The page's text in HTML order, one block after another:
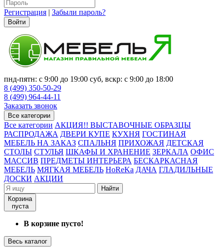
Регистрация | Забыли пароль?
Войти
пнд-пятн: с 9:00 до 19:00 суб, вскр: с 9:00 до 18:00
8 (499) 350-50-29
8 (499) 964-44-11
Заказать звонок
Все категории
Все категории АКЦИЯ!! ВЫСТАВОЧНЫЕ ОБРАЗЦЫ
РАСПРОДАЖА ДВЕРИ КУПЕ КУХНЯ ГОСТИНАЯ
МЕБЕЛЬ НА ЗАКАЗ СПАЛЬНЯ ПРИХОЖАЯ ДЕТСКАЯ
СТОЛЫ СТУЛЬЯ ШКАФЫ И ХРАНЕНИЕ ЗЕРКАЛА ОФИС
МАССИВ ПРЕДМЕТЫ ИНТЕРЬЕРА БЕСКАРКАСНАЯ
МЕБЕЛЬ МЯГКАЯ МЕБЕЛЬ HoReKa ДАЧА ГЛАДИЛЬНЫЕ
ДОСКИ АКЦИИ
Найти
Корзина
пуста
В корзине пусто!
Весь каталог